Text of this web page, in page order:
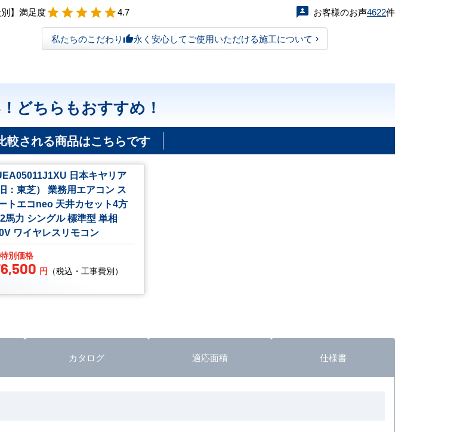
別】満足度starstarstarstarstar4.7 お客様のお声4622件
私たちのこだわりthumb_up永く安心してご使用いただける施工について
どちらもおすすめ！
較される商品はこちらです
日本キヤリア
旧：東芝） 業務用エアコン ス
トエコneo 天井カセット4方
馬力 シングル 標準型 単相
ワイヤレスリモコン
別価格
円 （税込・工事費別）
カタログ 適応面積 仕様書